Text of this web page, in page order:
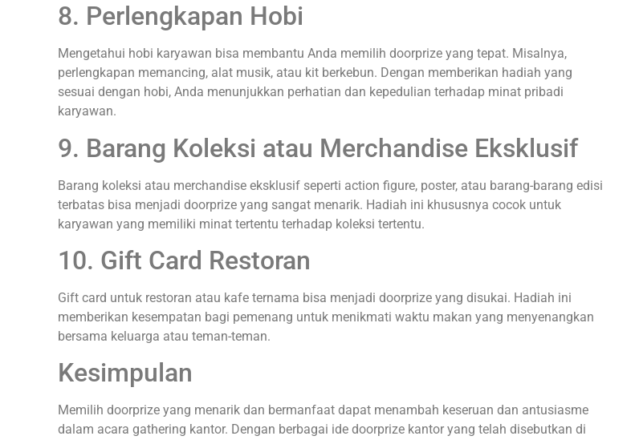
8. Perlengkapan Hobi
Mengetahui hobi karyawan bisa membantu Anda memilih doorprize yang tepat. Misalnya,
perlengkapan memancing, alat musik, atau kit berkebun. Dengan memberikan hadiah yang
sesuai dengan hobi, Anda menunjukkan perhatian dan kepedulian terhadap minat pribadi
karyawan.
9. Barang Koleksi atau Merchandise Eksklusif
Barang koleksi atau merchandise eksklusif seperti action figure, poster, atau barang-barang edisi
terbatas bisa menjadi doorprize yang sangat menarik. Hadiah ini khususnya cocok untuk
karyawan yang memiliki minat tertentu terhadap koleksi tertentu.
10. Gift Card Restoran
Gift card untuk restoran atau kafe ternama bisa menjadi doorprize yang disukai. Hadiah ini
memberikan kesempatan bagi pemenang untuk menikmati waktu makan yang menyenangkan
bersama keluarga atau teman-teman.
Kesimpulan
Memilih doorprize yang menarik dan bermanfaat dapat menambah keseruan dan antusiasme
dalam acara gathering kantor. Dengan berbagai ide doorprize kantor yang telah disebutkan di